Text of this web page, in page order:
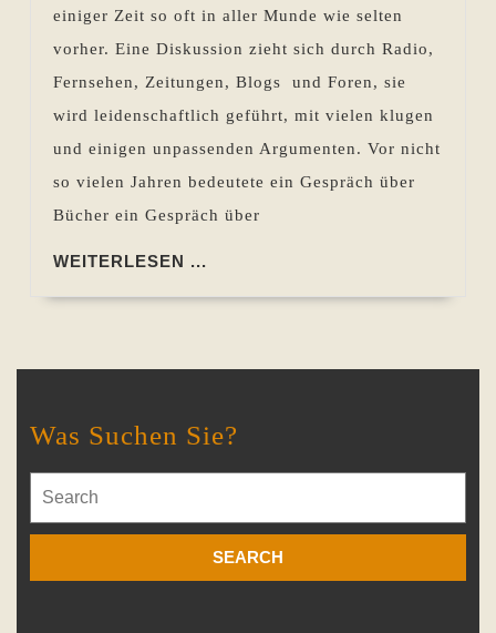
und
E-
Reader
einiger Zeit so oft in aller Munde wie selten
vorher. Eine Diskussion zieht sich durch Radio,
Fernsehen, Zeitungen, Blogs und Foren, sie
wird leidenschaftlich geführt, mit vielen klugen
und einigen unpassenden Argumenten. Vor nicht
so vielen Jahren bedeutete ein Gespräch über
Bücher ein Gespräch über
WEITERLESEN ...
Was Suchen Sie?
for: